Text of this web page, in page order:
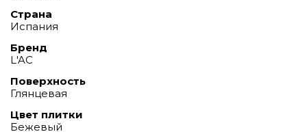
Страна
Испания
Бренд
L'AC
Поверхность
Глянцевая
Цвет плитки
Бежевый